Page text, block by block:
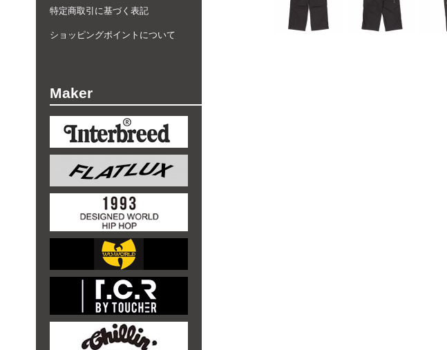
特定商取引に基づく表記
ショッピングポイントについて
Maker